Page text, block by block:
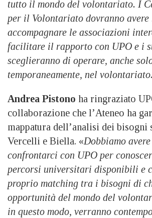
tutto il mondo del volontariato. I
per il Volontariato dovranno
accompagnare le associazioni
facilitare il rapporto con UPO e i
sceglieranno di operare, anche
temporaneamente, nel volontariato.
Andrea Pistono ha ringraziato
collaborazione che l’Ateneo ha
mappatura dell’analisi dei
Vercelli e Biella. «Dobbiamo
confrontarci con UPO per
percorsi universitari disponibili e
proprio matching tra i bisogni di
opportunità del mondo del
in questo modo, verranno